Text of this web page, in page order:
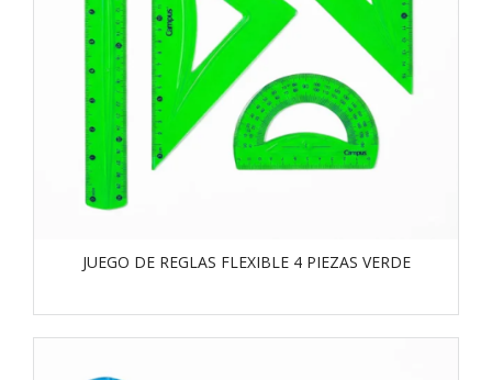
JUEGO DE REGLAS FLEXIBLE 4 PIEZAS VERDE